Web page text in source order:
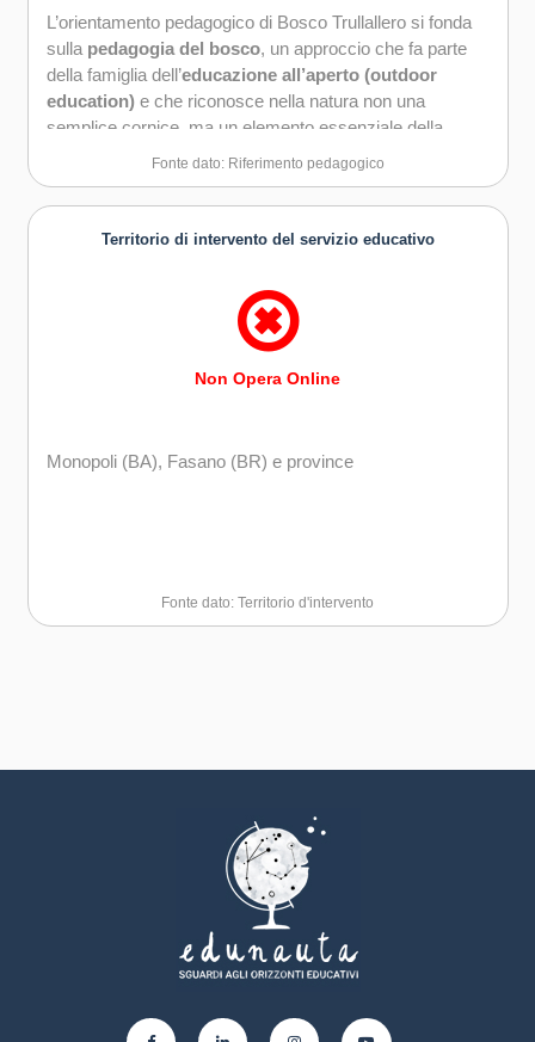
L’orientamento pedagogico di Bosco Trullallero si fonda
sulla pedagogia del bosco, un approccio che fa parte
della famiglia dell’educazione all’aperto (outdoor
education)e che riconosce nella natura non una
semplice cornice, ma un elemento essenziale della
relazione di crescita e apprendimento.
Fonte dato: Riferimento pedagogico
Territorio di intervento del servizio educativo
Non Opera Online
Monopoli (BA), Fasano (BR) e province
Fonte dato: Territorio d'intervento